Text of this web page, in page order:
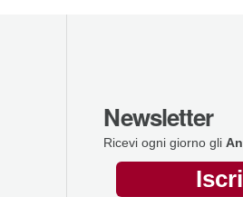
Newsletter
Ricevi ogni giorno gli